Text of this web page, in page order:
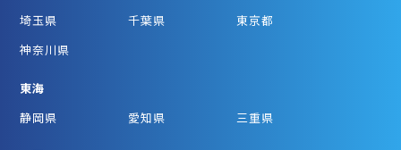
埼玉県
千葉県
東京都
神奈川県
東海
静岡県
愛知県 三重県